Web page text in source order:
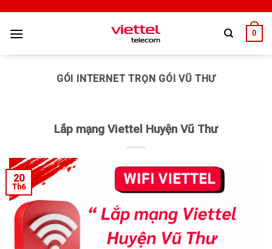
0
GÓI INTERNET TRỌN GÓI VŨ THƯ
Lắp mạng Viettel Huyện Vũ Thư
20
Th6